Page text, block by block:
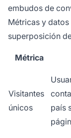
embudos de
Métricas y
superposición
Métrica
Visitantes
únicos
país